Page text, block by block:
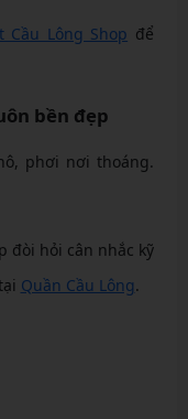
Cầu Lông Shop để
bền đẹp
phơi nơi thoáng.
đòi hỏi cân nhắc kỹ
Quần Cầu Lông.